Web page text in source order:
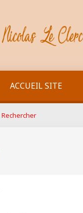
ACCUEIL SITE
Rechercher